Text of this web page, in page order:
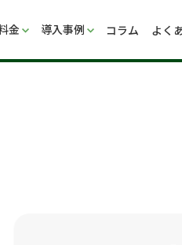
金 導入事例 コラム よく